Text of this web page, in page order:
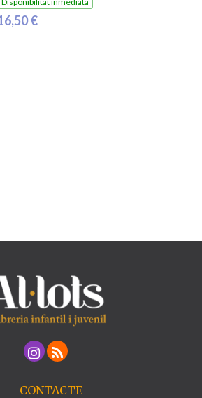
€
CONTACTE